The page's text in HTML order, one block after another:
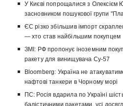
У Києві попрощалися з
засновником пошукової групи
ЄС різко збільшив імпорт
— хто став найбільшим покупцем
ЗМІ: РФ пропонує іноземним
ракету для винищувача Су-57
Bloomberg: Україна не
нафтові танкери в Чорному морі
ПС: Росія вдарила по Україні